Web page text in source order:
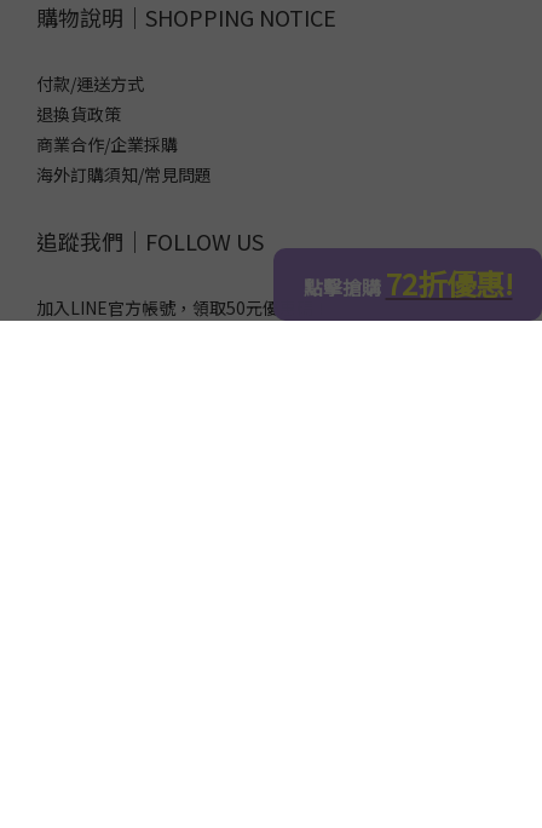
購物說明｜SHOPPING NOTICE
付款/運送方式
退換貨政策
商業合作/企業採購
海外訂購須知/常見問題
追蹤我們｜FOLLOW US
加入LINE官方帳號，領取50元優惠碼！